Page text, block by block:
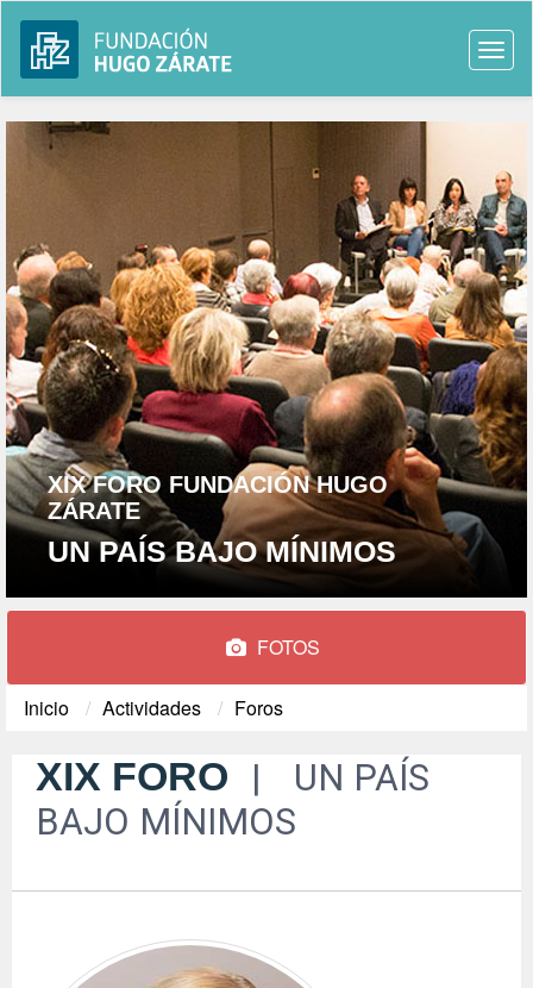
XIX FORO FUNDACIÓN HUGO
ZÁRATE
UN PAÍS BAJO MÍNIMOS
FOTOS
Inicio Actividades Foros
XIX FORO
UN PAÍS
BAJO MÍNIMOS